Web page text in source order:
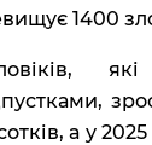
1400
а у